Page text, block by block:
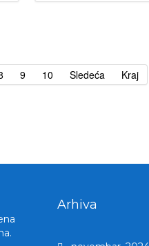
9 10 Sledeća Kraj
Arhiva